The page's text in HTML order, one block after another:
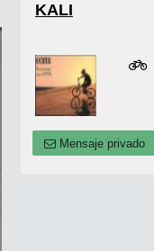
KALI
Mensaje privado